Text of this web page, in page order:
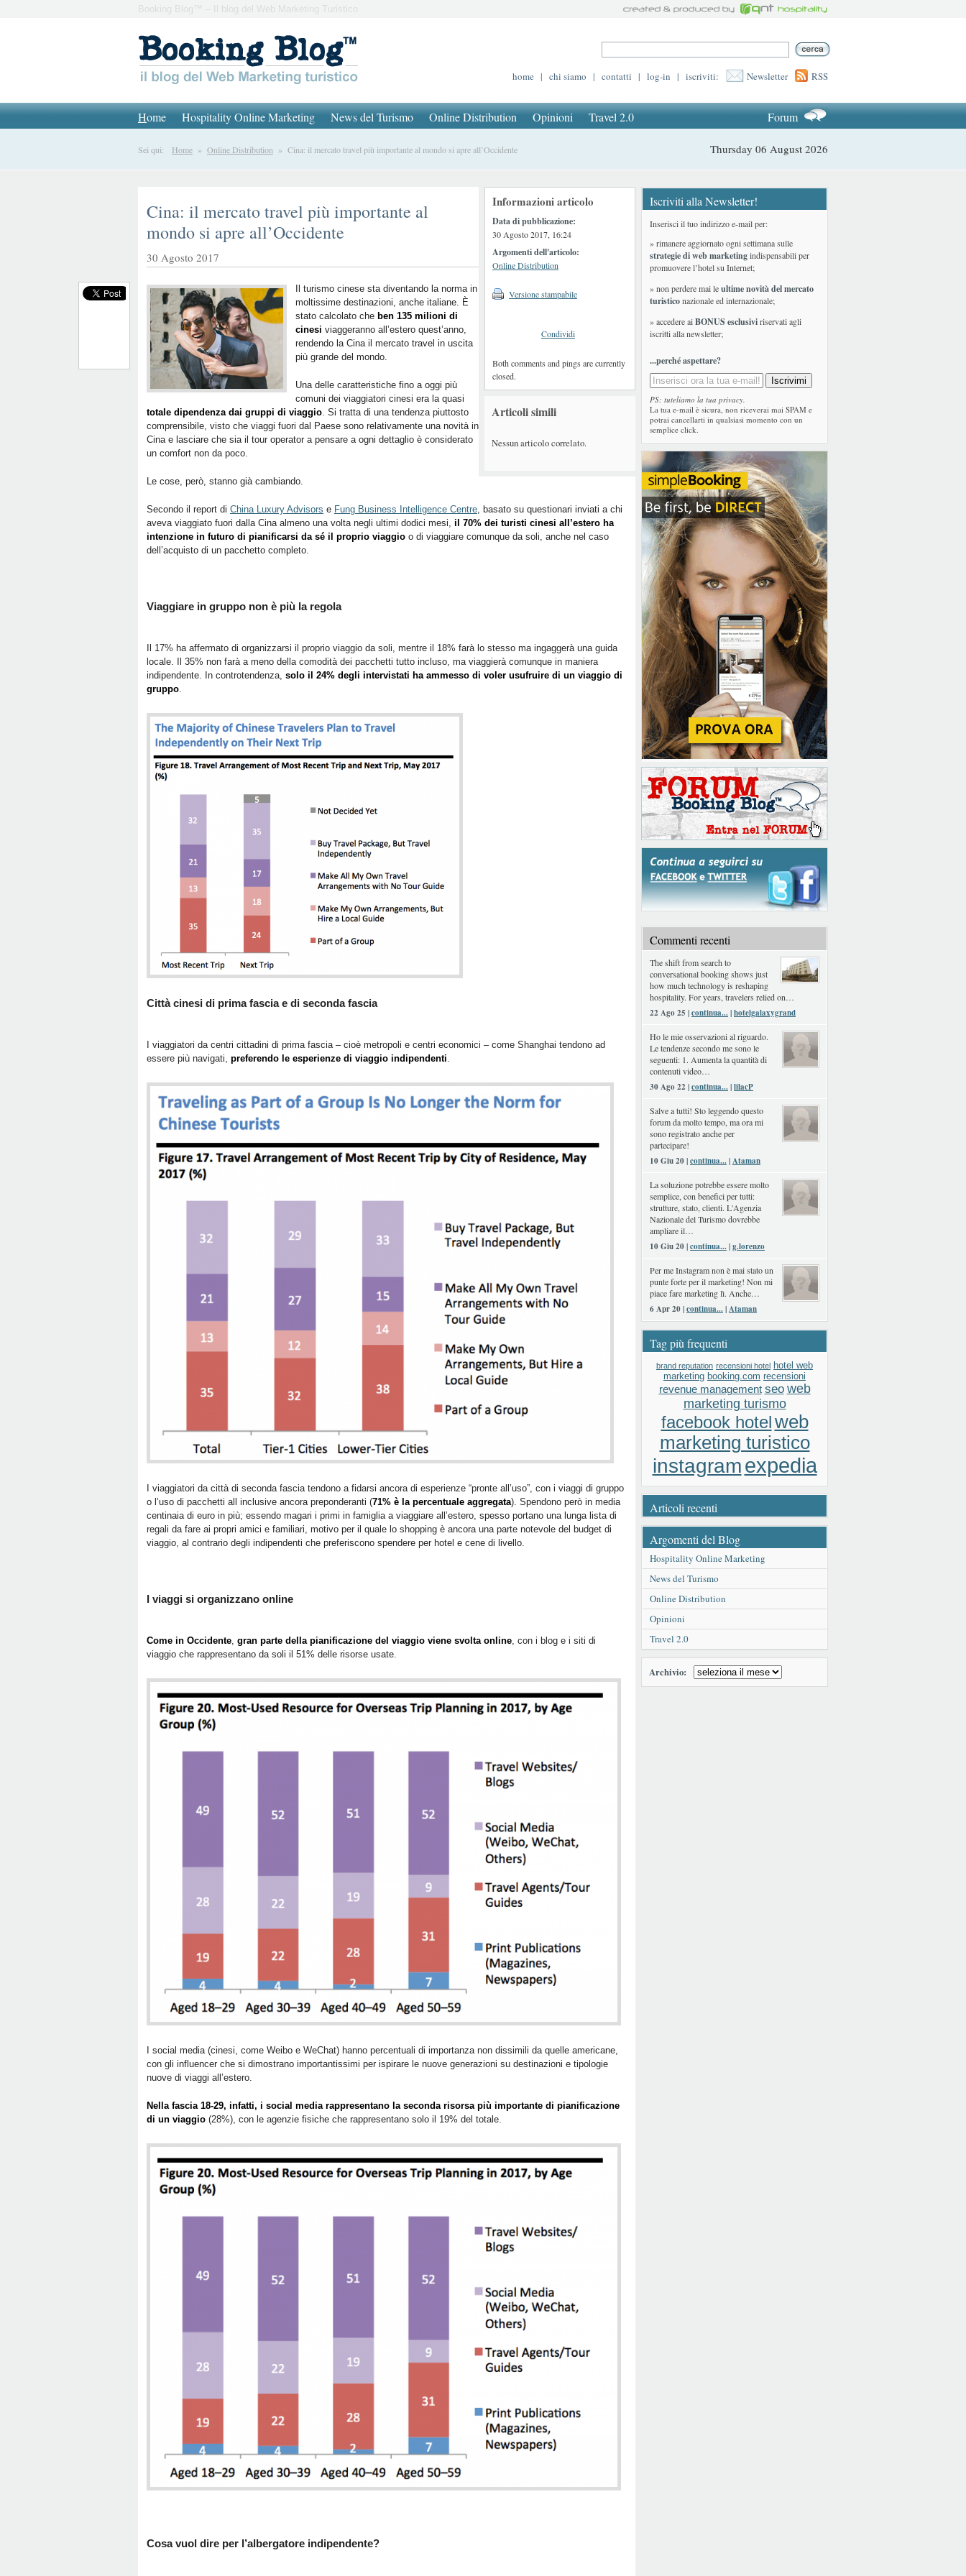
Booking Blog™ – Il blog del Web Marketing Turistico
home | chi siamo | contatti | log-in | iscriviti: Newsletter RSS
Home Hospitality Online Marketing News del Turismo Online Distribution Opinioni Travel 2.0 Forum
Sei qui: Home » Online Distribution » Cina: il mercato travel più importante al mondo si apre all’Occidente Thursday 06 August 2026
Informazioni articolo
Data di pubblicazione:
30 Agosto 2017, 16:24
Argomenti dell'articolo:
Online Distribution
Versione stampabile
Condividi
Both comments and pings are currently
closed.
Articoli simili
Nessun articolo correlato.
Cina: il mercato travel più importante al
mondo si apre all’Occidente
30 Agosto 2017
Il turismo cinese sta diventando la norma in
moltissime destinazioni, anche italiane. È
stato calcolato che ben 135 milioni di
cinesi viaggeranno all’estero quest’anno,
rendendo la Cina il mercato travel in uscita
più grande del mondo.
Una delle caratteristiche fino a oggi più
comuni dei viaggiatori cinesi era la quasi
totale dipendenza dai gruppi di viaggio. Si tratta di una tendenza piuttosto
comprensibile, visto che viaggi fuori dal Paese sono relativamente una novità in
Cina e lasciare che sia il tour operator a pensare a ogni dettaglio è considerato
un comfort non da poco.
Le cose, però, stanno già cambiando.
Secondo il report di China Luxury Advisors e Fung Business Intelligence Centre, basato su questionari inviati a chi
aveva viaggiato fuori dalla Cina almeno una volta negli ultimi dodici mesi, il 70% dei turisti cinesi all’estero ha
intenzione in futuro di pianificarsi da sé il proprio viaggio o di viaggiare comunque da soli, anche nel caso
dell’acquisto di un pacchetto completo.
Viaggiare in gruppo non è più la regola
Il 17% ha affermato di organizzarsi il proprio viaggio da soli, mentre il 18% farà lo stesso ma ingaggerà una guida
locale. Il 35% non farà a meno della comodità dei pacchetti tutto incluso, ma viaggierà comunque in maniera
indipendente. In controtendenza, solo il 24% degli intervistati ha ammesso di voler usufruire di un viaggio di
gruppo.
Città cinesi di prima fascia e di seconda fascia
I viaggiatori da centri cittadini di prima fascia – cioè metropoli e centri economici – come Shanghai tendono ad
essere più navigati, preferendo le esperienze di viaggio indipendenti.
I viaggiatori da città di seconda fascia tendono a fidarsi ancora di esperienze “pronte all’uso”, con i viaggi di gruppo
o l’uso di pacchetti all inclusive ancora preponderanti (71% è la percentuale aggregata). Spendono però in media
centinaia di euro in più; essendo magari i primi in famiglia a viaggiare all’estero, spesso portano una lunga lista di
regali da fare ai propri amici e familiari, motivo per il quale lo shopping è ancora una parte notevole del budget di
viaggio, al contrario degli indipendenti che preferiscono spendere per hotel e cene di livello.
I viaggi si organizzano online
Come in Occidente, gran parte della pianificazione del viaggio viene svolta online, con i blog e i siti di
viaggio che rappresentano da soli il 51% delle risorse usate.
I social media (cinesi, come Weibo e WeChat) hanno percentuali di importanza non dissimili da quelle americane,
con gli influencer che si dimostrano importantissimi per ispirare le nuove generazioni su destinazioni e tipologie
nuove di viaggi all’estero.
Nella fascia 18-29, infatti, i social media rappresentano la seconda risorsa più importante di pianificazione
di un viaggio (28%), con le agenzie fisiche che rappresentano solo il 19% del totale.
Cosa vuol dire per l’albergatore indipendente?
Iscriviti alla Newsletter!
Inserisci il tuo indirizzo e-mail per:
» rimanere aggiornato ogni settimana sulle
strategie di web marketingindispensabili per
promuovere l’hotel su Internet;
» non perdere mai leultime novità del mercato
turisticonazionale ed internazionale;
» accedere aiBONUS esclusiviriservati agli
iscritti alla newsletter;
...perché aspettare?
PS: tuteliamo la tua privacy.
La tua e-mail è sicura, non riceverai mai SPAM e
potrai cancellarti in qualsiasi momento con un
semplice click.
Commenti recenti
The shift from search to
conversational booking shows just
how much technology is reshaping
hospitality. For years, travelers relied on…
22 Ago 25 |continua...|hotelgalaxygrand
Ho le mie osservazioni al riguardo.
Le tendenze secondo me sono le
seguenti: 1. Aumenta la quantità di
contenuti video…
30 Ago 22 |continua...|lilacP
Salve a tutti! Sto leggendo questo
forum da molto tempo, ma ora mi
sono registrato anche per
partecipare!
10 Giu 20 |continua...|Ataman
La soluzione potrebbe essere molto
semplice, con benefici per tutti:
strutture, stato, clienti. L'Agenzia
Nazionale del Turismo dovrebbe
ampliare il…
10 Giu 20 |continua...|g.lorenzo
Per me Instagram non è mai stato un
punte forte per il marketing! Non mi
piace fare marketing lì. Anche…
6 Apr 20 |continua...|Ataman
Tag più frequenti
brand reputation recensioni hotel hotel web
marketing booking.com recensioni
revenue management seo web
marketing turismo
facebook hotelweb
marketing turistico
instagramexpedia
Articoli recenti
Argomenti del Blog
Hospitality Online Marketing
News del Turismo
Online Distribution
Opinioni
Travel 2.0
Archivio: